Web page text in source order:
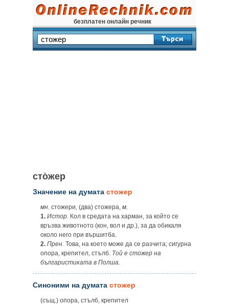
безплатен онлайн речник
сто̀жер
Значение на думата стожер
мн. стожери, (два) стожера, м.
1. Истор. Кол в средата на харман, за който се
връзва животното (кон, вол и др.), за да обикаля
около него при вършитба.
2. Прен. Това, на което може да се разчита; сигурна
опора, крепител, стълб. Той е стожер на
българистиката в Полша.
Синоними на думата стожер
(същ.) опора, стълб, крепител